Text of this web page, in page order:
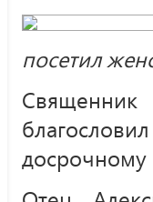
посетил
Священник